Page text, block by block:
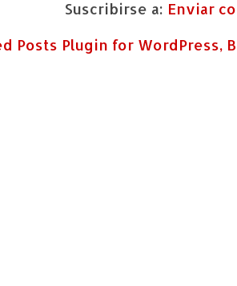
Suscribirse a: Enviar